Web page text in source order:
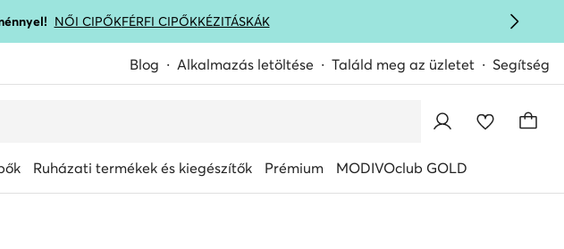
NŐI CIPŐKFÉRFI CIPŐKKÉZITÁSKÁK
Blog Alkalmazás letöltése Találd meg az üzletet Segítség
Ruházati termékek és kiegészítők Prémium MODIVOclub GOLD